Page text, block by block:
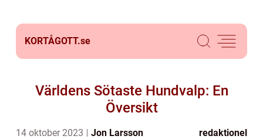
KORTÅGOTT.se
Världens Sötaste Hundvalp: En
Översikt
14 oktober 2023 Jon Larsson redaktionel